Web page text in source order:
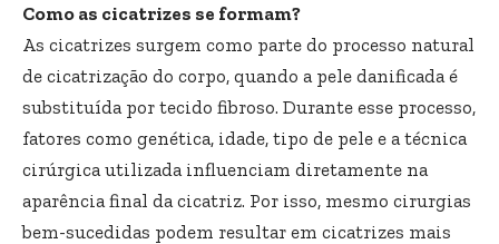
Como as cicatrizes se formam?
As cicatrizes surgem como parte do processo natural
de cicatrização do corpo, quando a pele danificada é
substituída por tecido fibroso. Durante esse processo,
fatores como genética, idade, tipo de pele e a técnica
cirúrgica utilizada influenciam diretamente na
aparência final da cicatriz. Por isso, mesmo cirurgias
bem-sucedidas podem resultar em cicatrizes mais